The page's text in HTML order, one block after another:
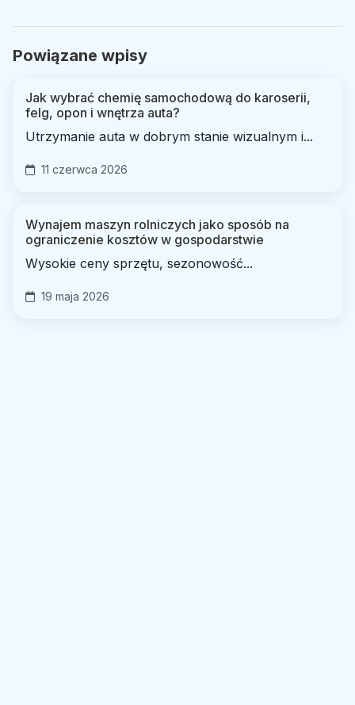
Powiązane wpisy
Jak wybrać chemię samochodową do karoserii,
felg, opon i wnętrza auta?
Utrzymanie auta w dobrym stanie wizualnym i...
11 czerwca 2026
Wynajem maszyn rolniczych jako sposób na
ograniczenie kosztów w gospodarstwie
Wysokie ceny sprzętu, sezonowość...
19 maja 2026